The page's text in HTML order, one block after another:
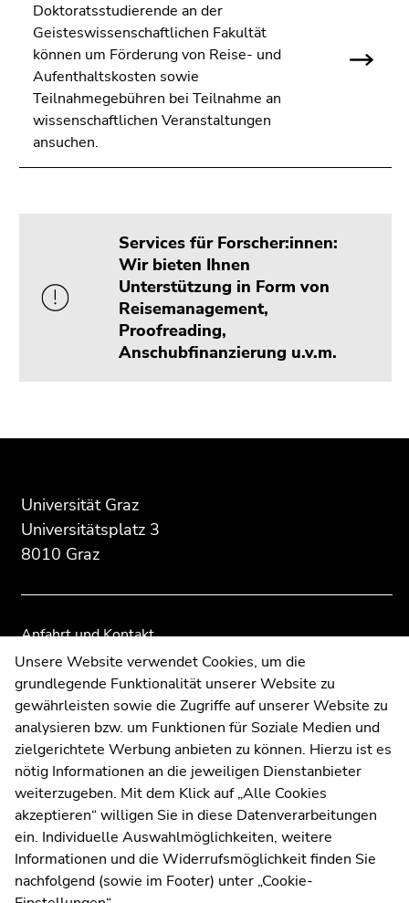
Doktoratsstudierende an der
Geisteswissenschaftlichen Fakultät
können um Förderung von Reise- und
Aufenthaltskosten sowie
Teilnahmegebühren bei Teilnahme an
wissenschaftlichen Veranstaltungen
ansuchen.
Services für Forscher:innen:
Wir bieten Ihnen
Unterstützung in Form von
Reisemanagement,
Proofreading,
Anschubfinanzierung u.v.m.
Beginn
Zusatzinformationen:
Universität Graz
Universitätsplatz 3
8010 Graz
Anfahrt und Kontakt
Kommunikation und Öffentlichkeitsarbeit
Moodle
UNIGRAZonline
Impressum
Datenschutzerklärung
Cookie-Einstellungen
Barrierefreiheitserklärung
WetterstationUni Graz
Ende
Übersicht
Ende
Übersicht
Unsere Website verwendet Cookies, um die
grundlegende Funktionalität unserer Website zu
gewährleisten sowie die Zugriffe auf unserer Website zu
analysieren bzw. um Funktionen für Soziale Medien und
zielgerichtete Werbung anbieten zu können. Hierzu ist es
nötig Informationen an die jeweiligen Dienstanbieter
weiterzugeben. Mit dem Klick auf „Alle Cookies
akzeptieren“ willigen Sie in diese Datenverarbeitungen
ein. Individuelle Auswahlmöglichkeiten, weitere
Informationen und die Widerrufsmöglichkeit finden Sie
nachfolgend (sowie im Footer) unter „Cookie-